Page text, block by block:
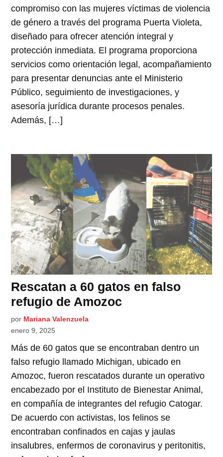
compromiso con las mujeres víctimas de violencia
de género a través del programa Puerta Violeta,
diseñado para ofrecer atención integral y
protección inmediata. El programa proporciona
servicios como orientación legal, acompañamiento
para presentar denuncias ante el Ministerio
Público, seguimiento de investigaciones, y
asesoría jurídica durante procesos penales.
Además, […]
Rescatan a 60 gatos en falso
refugio de Amozoc
por Mariana Valenzuela
enero 9, 2025
Más de 60 gatos que se encontraban dentro un
falso refugio llamado Michigan, ubicado en
Amozoc, fueron rescatados durante un operativo
encabezado por el Instituto de Bienestar Animal,
en compañía de integrantes del refugio Catogar.
De acuerdo con activistas, los felinos se
encontraban confinados en cajas y jaulas
insalubres, enfermos de coronavirus y peritonitis,